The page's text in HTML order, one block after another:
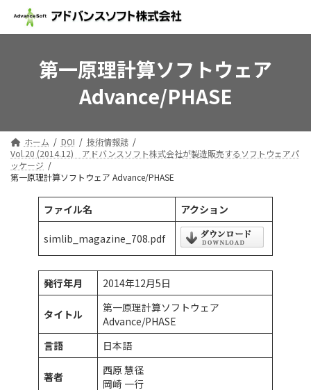
テ
プ
ゲ
動
第一原理計算ソフトウェア
Advance/PHASE
ホーム DOI
技術情報誌
Vol.20 (2014.12) アドバンスソフト株式会社が製造販売するソフトウェアパ
ッケージ
第一原理計算ソフトウェア Advance/PHASE
ファイル名 アクション
simlib_magazine_708.pdf
発行年月 2014年12月5日
タイトル
第一原理計算ソフトウェア
Advance/PHASE
言語
日本語
著者
西原 慧径
岡崎 一行